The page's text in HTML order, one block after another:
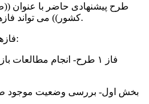
طرح پیشنهادی حاضر با
کشور)) می تواند فازها و بخش های زیر را دارا باشد.
فازهای و بخش‌های کلی عبارتند از:
فاز ۱ طرح- انجام مطالعات
بخش اول- بررسی وضعیت موجود